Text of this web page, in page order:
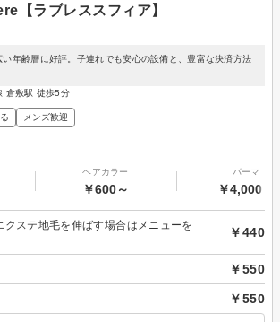
【ラブレススフィア】
年齢層に好評。子連れでも安心の設備と、豊富な決済方法
倉敷駅 徒歩5分
メンズ歓迎
ヘアカラー
￥600～
パーマ
￥4,000～
クステ地毛を伸ばす場合はメニューを
￥440
￥550
￥550